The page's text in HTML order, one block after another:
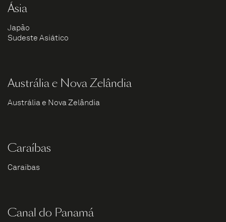
Ásia
Japão
Sudeste Asiático
Austrália e Nova Zelândia
Austrália e Nova Zelândia
Caraíbas
Caraíbas
Canal do Panamá